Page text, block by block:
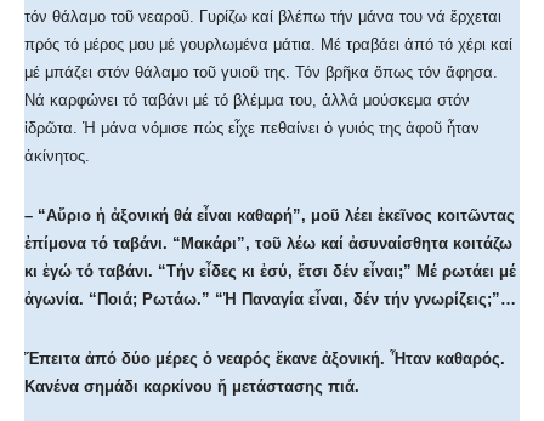
τόν θάλαμο τοῦ νεαροῦ. Γυρίζω καί βλέπω τήν μάνα του νά ἔρχεται
πρός τό μέρος μου μέ γουρλωμένα μάτια. Μέ τραβάει ἀπό τό χέρι καί
μέ μπάζει στόν θάλαμο τοῦ γυιοῦ της. Τόν βρῆκα ὅπως τόν ἄφησα.
Νά καρφώνει τό ταβάνι μέ τό βλέμμα του, ἀλλά μούσκεμα στόν
ἱδρῶτα. Ἡ μάνα νόμισε πώς εἶχε πεθαίνει ὁ γυιός της ἀφοῦ ἦταν
ἀκίνητος.
– “Αὔριο ἡ ἀξονική θά εἶναι καθαρή”, μοῦ λέει ἐκεῖνος κοιτῶντας
ἐπίμονα τό ταβάνι. “Μακάρι”, τοῦ λέω καί ἀσυναίσθητα κοιτάζω
κι ἐγώ τό ταβάνι. “Τήν εἶδες κι ἐσύ, ἔτσι δέν εἶναι;” Μέ ρωτάει μέ
ἀγωνία. “Ποιά; Ρωτάω.” “Ἡ Παναγία εἶναι, δέν τήν γνωρίζεις;”…
Ἔπειτα ἀπό δύο μέρες ὁ νεαρός ἔκανε ἀξονική. Ἦταν καθαρός.
Κανένα σημάδι καρκίνου ἤ μετάστασης πιά.